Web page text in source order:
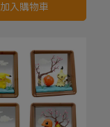
加入購物車